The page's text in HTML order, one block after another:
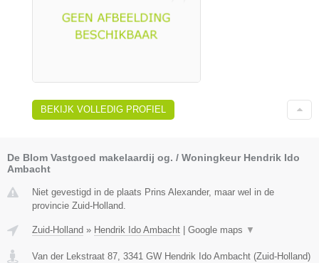
BEKIJK VOLLEDIG PROFIEL
De Blom Vastgoed makelaardij og. / Woningkeur Hendrik Ido
Ambacht
Niet gevestigd in de plaats Prins Alexander, maar wel in de
provincie Zuid-Holland.
Zuid-Holland » Hendrik Ido Ambacht Google maps ▼
Van der Lekstraat 87, 3341 GW Hendrik Ido Ambacht (Zuid-Holland)